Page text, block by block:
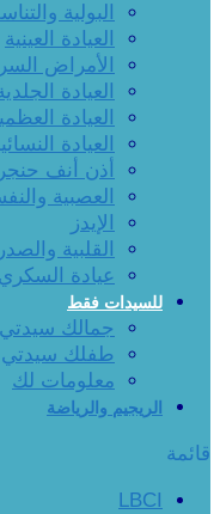
البولية
العيادة العينية
الأمراض
العيادة
العيادة
العيادة
أذن أنف
العصبية
الإيدز
القلبية
عيادة السكري
للسيدات فقط
جمالك سيدتي
طفلك سيدتي
معلومات لك
الريجيم والرياضة
قائمة
LBCI